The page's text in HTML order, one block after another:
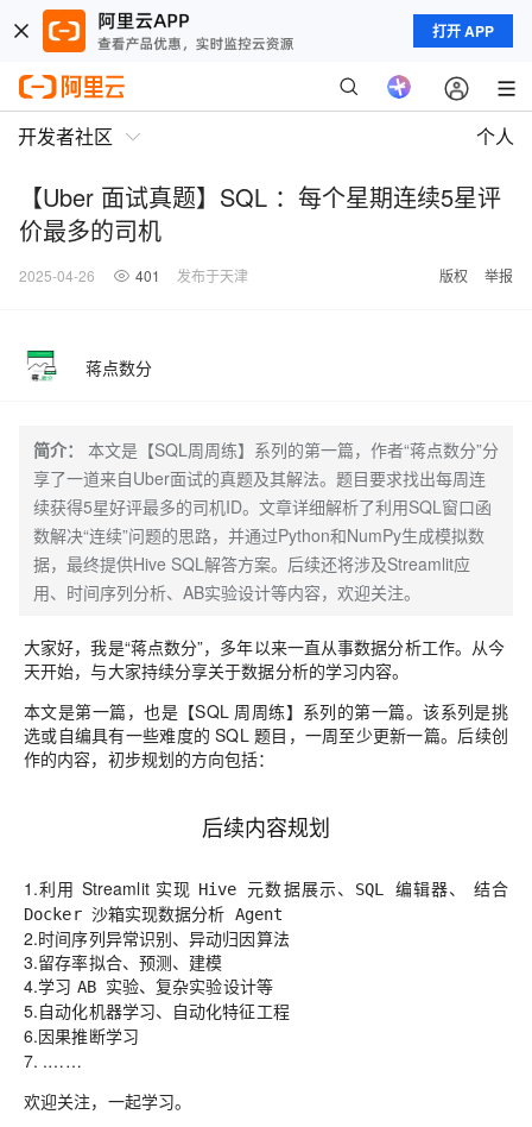
打开 APP
开发者社区 个人
【Uber 面试真题】SQL ：每个星期连续5星评
价最多的司机
2025-04-26 401 发布于天津 版权 举报
蒋点数分
简介：
本文是【SQL周周练】系列的第一篇，作者“蒋点数分”分
享了一道来自Uber面试的真题及其解法。题目要求找出每周连
续获得5星好评最多的司机ID。文章详细解析了利用SQL窗口函
数解决“连续”问题的思路，并通过Python和NumPy生成模拟数
据，最终提供Hive SQL解答方案。后续还将涉及Streamlit应
用、时间序列分析、AB实验设计等内容，欢迎关注。
大家好，我是“蒋点数分”， 多年以来一直从事数据分析工作。从今
天开始，与大家持续分享关于数据分析的学习内容。
本文是第一篇，也是【SQL 周周练】系列的第一篇。该系列是挑
选或自编具有一些难度的 SQL 题目，一周至少更新一篇。后续创
作的内容，初步规划的方向包括：
后续内容规划
1.利用 Streamlit实现 Hive 元数据展示、 SQL 编辑器、 结合
Docker 沙箱实现数据分析 Agent
2.时间序列异常识别、异动归因算法
3.留存率拟合、预测、建模
4.学习 AB 实验、复杂实验设计等
5.自动化机器学习、自动化特征工程
6.因果推断学习
7. .……
欢迎关注，一起学习。